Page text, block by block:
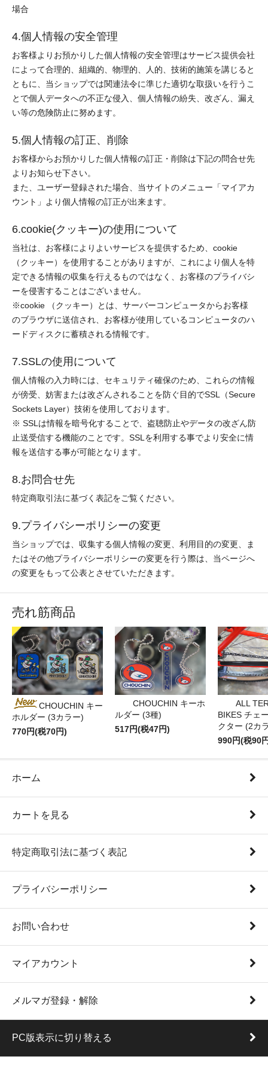
場合
4.個人情報の安全管理
お客様よりお預かりした個人情報の安全管理はサービス提供会社
によって合理的、組織的、物理的、人的、技術的施策を講じると
ともに、当ショップでは関連法令に準じた適切な取扱いを行うこ
とで個人データへの不正な侵入、個人情報の紛失、改ざん、漏え
い等の危険防止に努めます。
5.個人情報の訂正、削除
お客様からお預かりした個人情報の訂正・削除は下記の問合せ先
よりお知らせ下さい。
また、ユーザー登録された場合、当サイトのメニュー「マイアカ
ウント」より個人情報の訂正が出来ます。
6.cookie(クッキー)の使用について
当社は、お客様によりよいサービスを提供するため、cookie
（クッキー）を使用することがありますが、これにより個人を特
定できる情報の収集を行えるものではなく、お客様のプライバシ
ーを侵害することはございません。
※cookie （クッキー）とは、サーバーコンピュータからお客様
のブラウザに送信され、お客様が使用しているコンピュータのハ
ードディスクに蓄積される情報です。
7.SSLの使用について
個人情報の入力時には、セキュリティ確保のため、これらの情報
が傍受、妨害または改ざんされることを防ぐ目的でSSL（Secure
Sockets Layer）技術を使用しております。
※ SSLは情報を暗号化することで、盗聴防止やデータの改ざん防
止送受信する機能のことです。SSLを利用する事でより安全に情
報を送信する事が可能となります。
8.お問合せ先
特定商取引法に基づく表記をご覧ください。
9.プライバシーポリシーの変更
当ショップでは、収集する個人情報の変更、利用目的の変更、ま
たはその他プライバシーポリシーの変更を行う際は、当ページへ
の変更をもって公表とさせていただきます。
売れ筋商品
CHOUCHIN キー
ホルダー (3カラー)
770円(税70円)
CHOUCHIN キーホ
ルダー (3種)
517円(税47円)
ALL
BIKES チェ
クター (2カ
990円(税90
ホーム
カートを見る
特定商取引法に基づく表記
プライバシーポリシー
お問い合わせ
マイアカウント
メルマガ登録・解除
PC版表示に切り替える